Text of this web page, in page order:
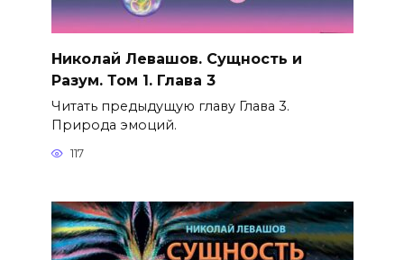
Николай Левашов. Сущность и
Разум. Том 1. Глава 3
Читать предыдущую главу Глава 3.
Природа эмоций.
117